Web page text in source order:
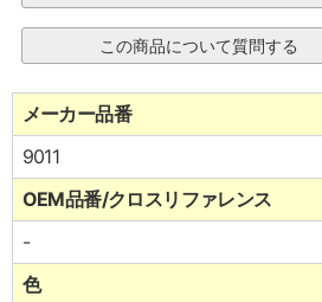
メーカー品番
9011
OEM品番/クロスリファレンス
-
色